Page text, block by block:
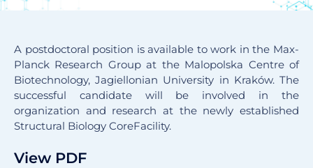
A postdoctoral position is available to work in the Max-
Planck Research Group at the Malopolska Centre of
Biotechnology, Jagiellonian University in Kraków. The
successful candidate will be involved in the
organization and research at the newly established
Structural Biology CoreFacility.
View PDF